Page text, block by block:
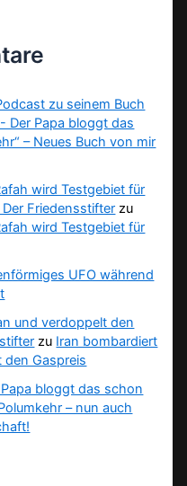
zu seinem Buch
Der Papa bloggt das
– Neues Buch von mir
wird Testgebiet für
Friedensstifter zu
wird Testgebiet für
UFO während
und verdoppelt den
zu Iran bombardiert
Gaspreis
bloggt das schon
– nun auch